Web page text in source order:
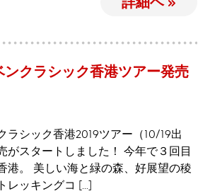
ンクラシック香港ツアー発売
ラシック香港2019ツアー（10/19出
がスタートしました！ 今年で３回目
港。 美しい海と緑の森、好展望の稜
レッキングコ […]